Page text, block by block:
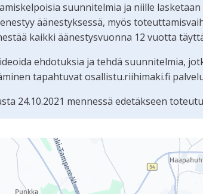
suunnitelmia ja niille
äänestyksessä, myös
kaikki äänestysvuonna 12 vuotta
ehdotuksia ja tehdä suunnitelmia,
tapahtuvat osallistu.riihimaki.fi
24.10.2021 mennessä edetäkseen
sivun tietueet karttapisteinä.